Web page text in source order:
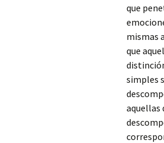
que
mismas
que
simples
aquellas